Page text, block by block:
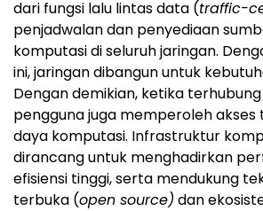
dari fungsi lalu lintas data (traffic-
penjadwalan dan penyediaan
komputasi di seluruh jaringan.
ini, jaringan dibangun untuk
Dengan demikian, ketika
pengguna juga memperoleh
daya komputasi. Infrastruktur
dirancang untuk menghadirkan
efisiensi tinggi, serta mendukung
terbuka (open source) dan